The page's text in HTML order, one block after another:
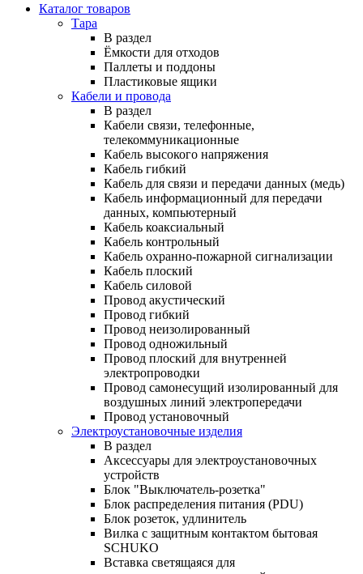
Каталог товаров
Тара
В раздел
Ёмкости для отходов
Паллеты и поддоны
Пластиковые ящики
Кабели и провода
В раздел
Кабели связи, телефонные,
телекоммуникационные
Кабель высокого напряжения
Кабель гибкий
Кабель для связи и передачи данных (медь)
Кабель информационный для передачи
данных, компьютерный
Кабель коаксиальный
Кабель контрольный
Кабель охранно-пожарной сигнализации
Кабель плоский
Кабель силовой
Провод акустический
Провод гибкий
Провод неизолированный
Провод одножильный
Провод плоский для внутренней
электропроводки
Провод самонесущий изолированный для
воздушных линий электропередачи
Провод установочный
Электроустановочные изделия
В раздел
Аксессуары для электроустановочных
устройств
Блок "Выключатель-розетка"
Блок распределения питания (PDU)
Блок розеток, удлинитель
Вилка с защитным контактом бытовая
SCHUKO
Вставка светящаяся для